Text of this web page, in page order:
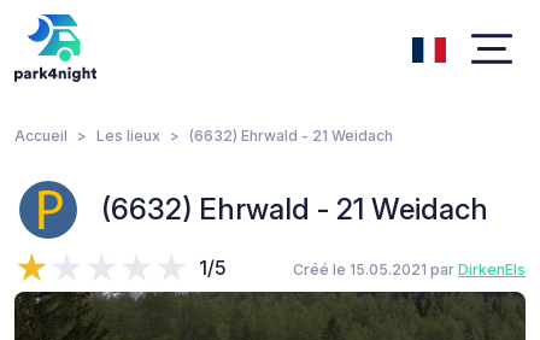
Accueil Les lieux (6632) Ehrwald - 21 Weidach
(6632) Ehrwald - 21 Weidach
1/5 Créé le 15.05.2021 par DirkenEls